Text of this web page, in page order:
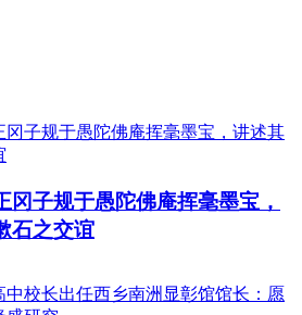
冈子规于愚陀佛庵挥毫墨宝，
石之交谊